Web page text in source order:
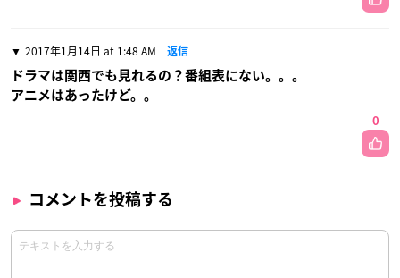
2017年1月14日 at 1:48 AM 返信
ドラマは関西でも見れるの？番組表にない。。。
アニメはあったけど。。
0
コメントを投稿する